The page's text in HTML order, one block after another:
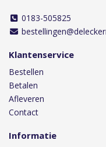
0183-505825
Klantenservice
Bestellen
Betalen
Afleveren
Contact
Informatie